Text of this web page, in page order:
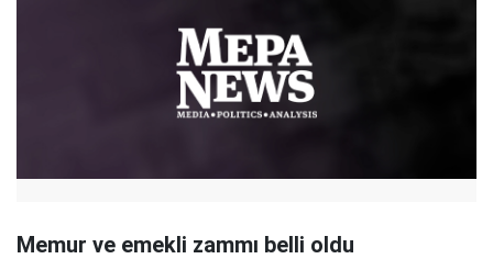
Memur ve emekli zammı belli oldu